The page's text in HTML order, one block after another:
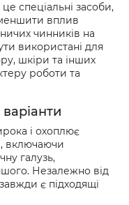
спеціальні засоби,
вплив
чинників на
використані для
шкіри та інших
роботи та
варіанти
і охоплює
включаючи
галузь,
Незалежно від
є підходящі